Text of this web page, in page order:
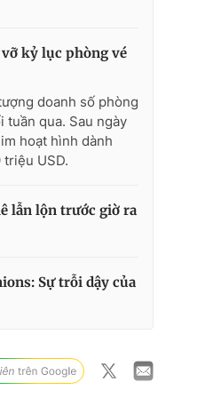
kỷ lục phòng vé
doanh số phòng
tuần qua. Sau ngày
hoạt hình dành
USD.
lẫn lộn trước giờ ra
Sự trỗi dậy của